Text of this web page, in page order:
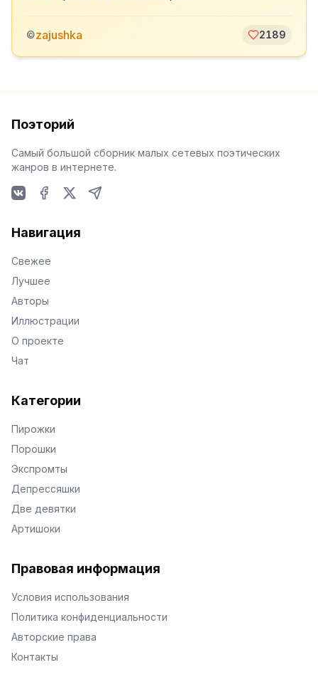
©zajushka 2189
Поэторий
Самый большой сборник малых сетевых поэтических
жанров в интернете.
Навигация
Свежее
Лучшее
Авторы
Иллюстрации
О проекте
Чат
Категории
Пирожки
Порошки
Экспромты
Депрессяшки
Две девятки
Артишоки
Правовая информация
Условия использования
Политика конфиденциальности
Авторские права
Контакты